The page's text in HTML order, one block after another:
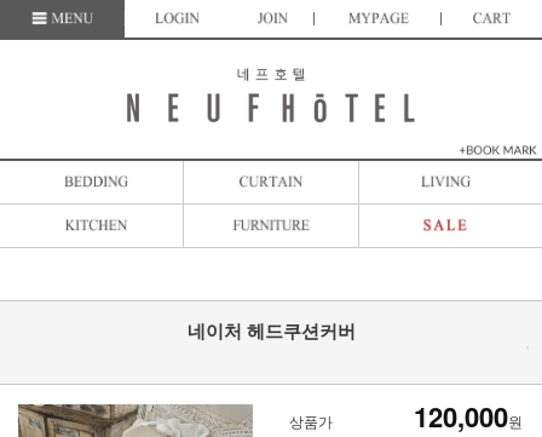
네이처 헤드쿠션커버
상품가 120,000원